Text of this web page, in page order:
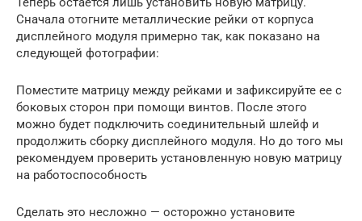
Сначала отогните металлические рейки от корпуса
дисплейного модуля примерно так, как показано на
следующей фотографии:
Поместите матрицу между рейками и зафиксируйте ее с
боковых сторон при помощи винтов. После этого
можно будет подключить соединительный шлейф и
продолжить сборку дисплейного модуля. Но до того мы
рекомендуем проверить установленную новую матрицу
на работоспособность
Сделать это несложно — осторожно установите